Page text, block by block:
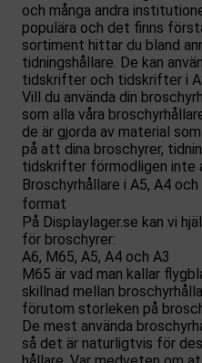
och många andra
populära och det finns
sortiment hittar du bland
tidningshållare. De kan
tidskrifter och tidskrifter i
Vill du använda din
som alla våra
de är gjorda av material
på att dina broschyrer,
tidskrifter förmodligen inte
Broschyrhållare i A5, A4
format
På Displaylager.se kan vi
för broschyrer:
A6, M65, A5, A4 och A3
M65 är vad man kallar
skillnad mellan
förutom storleken på
De mest använda
så det är naturligtvis för